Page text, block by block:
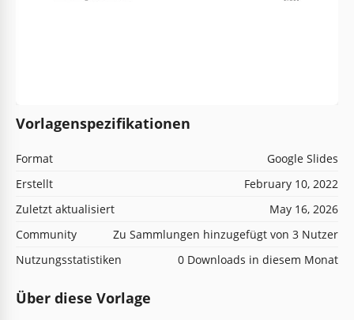
Vorlagenspezifikationen
Format
Google Slides
Erstellt
February 10, 2022
Zuletzt aktualisiert
May 16, 2026
Community
Zu Sammlungen hinzugefügt von 3 Nutzer
Nutzungsstatistiken
0 Downloads in diesem Monat
Über diese Vorlage